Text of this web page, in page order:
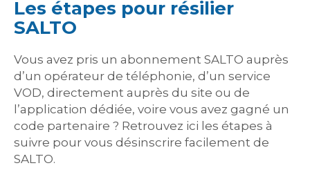
Les étapes pour résilier
SALTO
Vous avez pris un abonnement SALTO auprès
d’un opérateur de téléphonie, d’un service
VOD, directement auprès du site ou de
l’application dédiée, voire vous avez gagné un
code partenaire ? Retrouvez ici les étapes à
suivre pour vous désinscrire facilement de
SALTO.